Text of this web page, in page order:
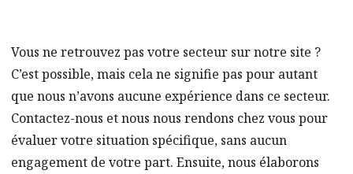
Vous ne retrouvez pas votre secteur sur notre site ?
C’est possible, mais cela ne signifie pas pour autant
que nous n’avons aucune expérience dans ce secteur.
Contactez-nous et nous nous rendons chez vous pour
évaluer votre situation spécifique, sans aucun
engagement de votre part. Ensuite, nous élaborons